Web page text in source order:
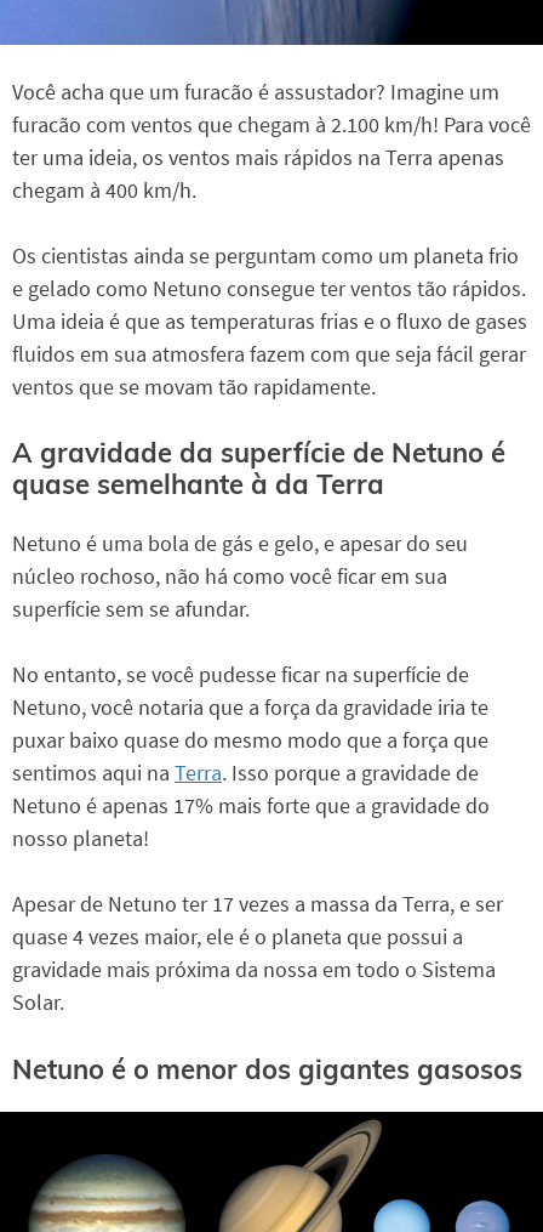
Você acha que um furacão é assustador? Imagine um
furacão com ventos que chegam à 2.100 km/h! Para você
ter uma ideia, os ventos mais rápidos na Terra apenas
chegam à 400 km/h.
Os cientistas ainda se perguntam como um planeta frio
e gelado como Netuno consegue ter ventos tão rápidos.
Uma ideia é que as temperaturas frias e o fluxo de gases
fluidos em sua atmosfera fazem com que seja fácil gerar
ventos que se movam tão rapidamente.
A gravidade da superfície de Netuno é
quase semelhante à da Terra
Netuno é uma bola de gás e gelo, e apesar do seu
núcleo rochoso, não há como você ficar em sua
superfície sem se afundar.
No entanto, se você pudesse ficar na superfície de
Netuno, você notaria que a força da gravidade iria te
puxar baixo quase do mesmo modo que a força que
sentimos aqui na Terra. Isso porque a gravidade de
Netuno é apenas 17% mais forte que a gravidade do
nosso planeta!
Apesar de Netuno ter 17 vezes a massa da Terra, e ser
quase 4 vezes maior, ele é o planeta que possui a
gravidade mais próxima da nossa em todo o Sistema
Solar.
Netuno é o menor dos gigantes gasosos